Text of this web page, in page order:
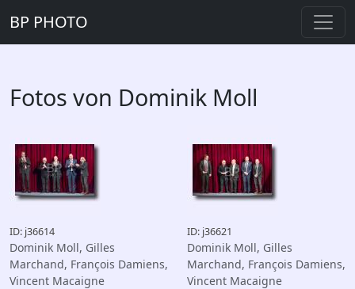
BP PHOTO
Fotos von Dominik Moll
ID: j36614
Dominik Moll, Gilles
Marchand, François Damiens,
Vincent Macaigne
ID: j36621
Dominik Moll, Gilles
Marchand, François Damiens,
Vincent Macaigne